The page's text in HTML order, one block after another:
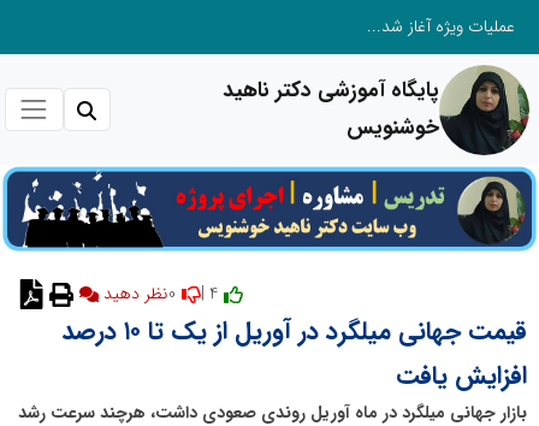
عملیات ویژه آغاز شد...
پایگاه آموزشی دکتر ناهید
خوشنویس
نظر دهید
قیمت جهانی میلگرد در آوریل از یک تا ۱۰ درصد
افزایش یافت
بازار جهانی میلگرد در ماه آوریل روندی صعودی داشت، هرچند سرعت رشد